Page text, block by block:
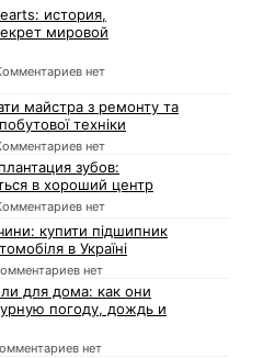
история,
мировой
нет
майстра з ремонту та
техніки
нет
зубов:
в хороший центр
нет
купити підшипник
в Україні
нет
для дома: как они
погоду, дождь и
нет